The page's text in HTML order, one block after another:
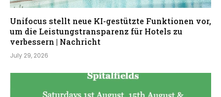
Unifocus stellt neue KI-gestützte Funktionen vor,
um die Leistungstransparenz für Hotels zu
verbessern | Nachricht
July 29, 2026